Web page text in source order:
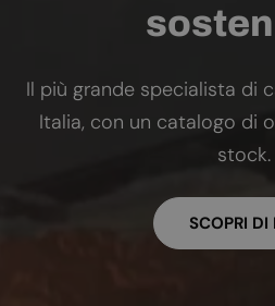
Il più grande specialista di
Italia, con un catalogo di
stock.
SCOPRI DI